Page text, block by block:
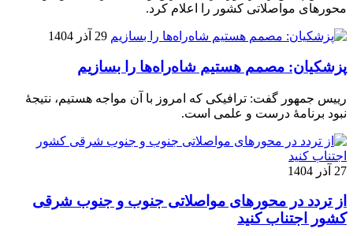
محورهای مواصلاتی کشور را اعلام کرد.
29 آذر 1404
پزشکیان: مصمم هستیم شاه‌راه‌ها را بسازیم
رییس جمهور گفت: ترافیکی که امروز با آن مواجه هستیم، نتیجۀ
نبود برنامۀ درست و علمی است.
27 آذر 1404
از تردد در محورهای مواصلاتی جنوب و جنوب شرقی
کشور اجتناب کنید